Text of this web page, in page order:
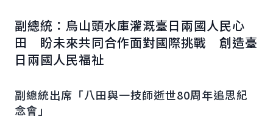
副總統：烏山頭水庫灌溉臺日兩國人民心
田 盼未來共同合作面對國際挑戰 創造臺
日兩國人民福祉
副總統出席「八田與一技師逝世80周年追思紀
念會」